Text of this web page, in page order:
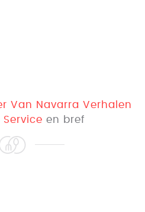
Van Navarra Verhalen
en bref